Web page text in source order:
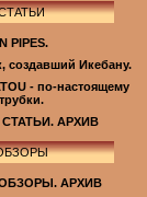
PIPES.
создавший Икебану.
- по-настоящему
СТАТЬИ. АРХИВ
АРХИВ